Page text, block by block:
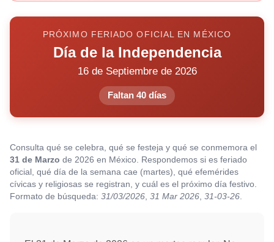
PRÓXIMO FERIADO OFICIAL EN MÉXICO
Día de la Independencia
16 de Septiembre de 2026
Faltan 40 días
Consulta qué se celebra, qué se festeja y qué se conmemora el
31 de Marzo de 2026 en México. Respondemos si es feriado
oficial, qué día de la semana cae (martes), qué efemérides
cívicas y religiosas se registran, y cuál es el próximo día festivo.
Formato de búsqueda: 31/03/2026, 31 Mar 2026, 31-03-26.